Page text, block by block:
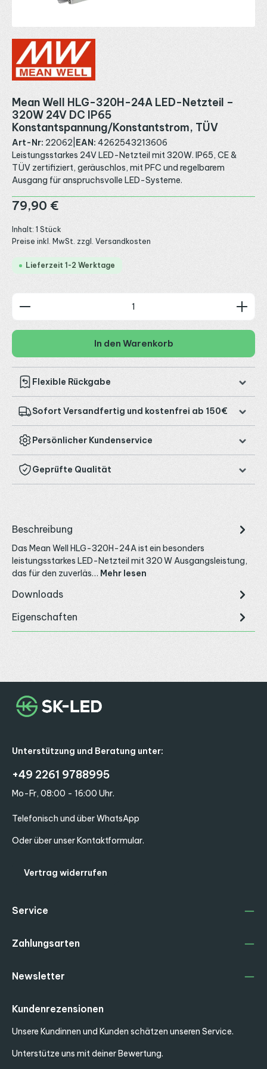
Mean Well HLG-320H-24A LED-Netzteil –
320W 24V DC IP65
Konstantspannung/Konstantstrom, TÜV
Art-Nr: 22062 EAN: 4262543213606
Leistungsstarkes 24V LED-Netzteil mit 320W. IP65, CE &
TÜV zertifiziert, geräuschlos, mit PFC und regelbarem
Ausgang für anspruchsvolle LED-Systeme.
Regulärer Preis:
79,90 €
Inhalt: 1 Stück
Preise inkl. MwSt. zzgl. Versandkosten
Lieferzeit 1-2 Werktage
Produkt Anzahl: Gib den gewünschten Wert ein
In den Warenkorb
Flexible Rückgabe
Sofort Versandfertig und kostenfrei ab 150€
Persönlicher Kundenservice
Geprüfte Qualität
Beschreibung
Das Mean Well HLG-320H-24A ist ein besonders
leistungsstarkes LED-Netzteil mit 320 W Ausgangsleistung,
das für den zuverläs… Mehr lesen
Downloads
Eigenschaften
Unterstützung und Beratung unter:
+49 2261 9788995
Mo-Fr, 08:00 - 16:00 Uhr.
Telefonisch und über WhatsApp
Oder über unserKontaktformular.
Vertrag widerrufen
Service
Zahlungsarten
Kundenrezensionen
Unsere Kundinnen und Kunden schätzen unseren Service.
Unterstütze uns mit deiner Bewertung.
Newsletter